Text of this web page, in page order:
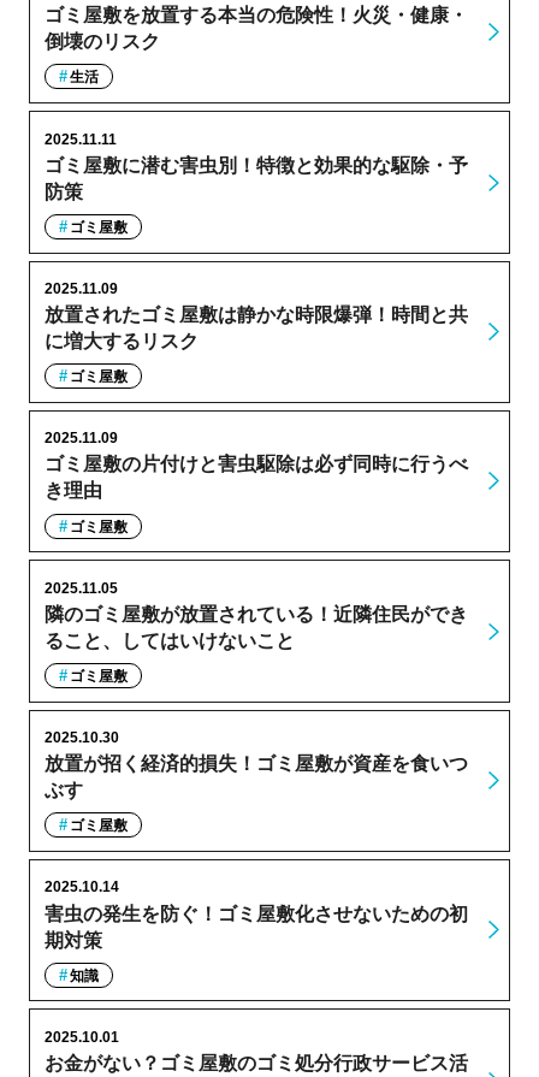
ゴミ屋敷を放置する本当の危険性！火災・健康・
倒壊のリスク
生活
ゴミ屋敷に潜む害虫別！特徴と効果的な駆除・予
防策
2025.11.11
ゴミ屋敷
放置されたゴミ屋敷は静かな時限爆弾！時間と共
に増大するリスク
2025.11.09
ゴミ屋敷
ゴミ屋敷の片付けと害虫駆除は必ず同時に行うべ
き理由
2025.11.09
ゴミ屋敷
隣のゴミ屋敷が放置されている！近隣住民ができ
ること、してはいけないこと
2025.11.05
ゴミ屋敷
放置が招く経済的損失！ゴミ屋敷が資産を食いつ
ぶす
2025.10.30
ゴミ屋敷
害虫の発生を防ぐ！ゴミ屋敷化させないための初
期対策
2025.10.14
知識
お金がない？ゴミ屋敷のゴミ処分行政サービス活
2025.10.01